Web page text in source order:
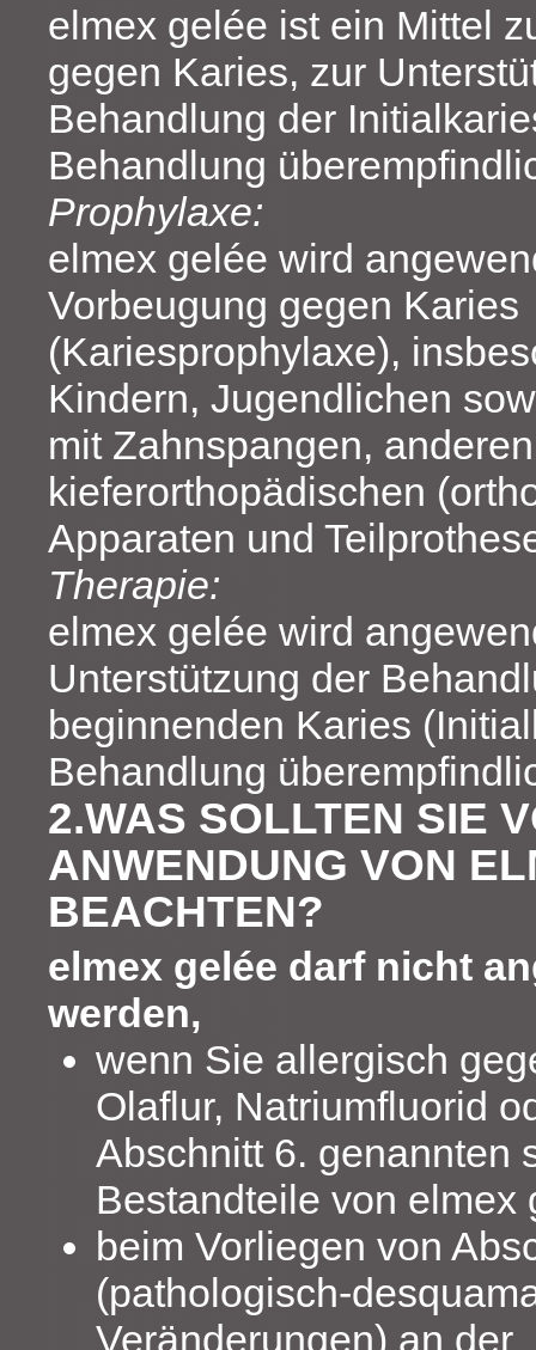
elmex gelée ist ein Mittel
gegen Karies, zur
Behandlung der
Behandlung
Prophylaxe:
elmex gelée wird
Vorbeugung gegen Karies
(Kariesprophylaxe),
Kindern, Jugendlichen
mit Zahnspangen, anderen
kieferorthopädischen
Apparaten und
Therapie:
elmex gelée wird
Unterstützung der
beginnenden Karies
Behandlung
2.WAS SOLLTEN SIE
ANWENDUNG VON
BEACHTEN?
elmex gelée darf nicht
werden,
wenn Sie allergisch
Olaflur, Natriumfluorid
Abschnitt 6. genannten
Bestandteile von elmex
beim Vorliegen von
(pathologisch-
Veränderungen) an der